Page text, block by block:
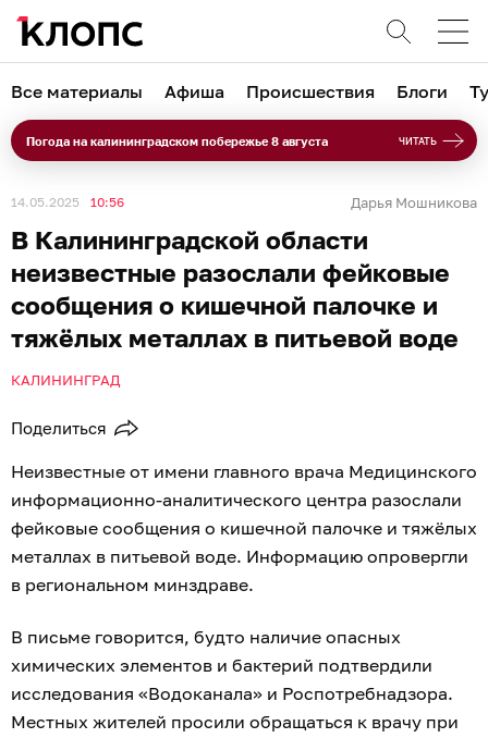
Все материалы Афиша Происшествия Блоги
Погода на калининградском побережье 8 августа ЧИТАТЬ
14.05.2025 10:56 Дарья Мошникова
В Калининградской области
неизвестные разослали фейковые
сообщения о кишечной палочке и
тяжёлых металлах в питьевой воде
КАЛИНИНГРАД
Поделиться
Неизвестные от имени главного врача Медицинского
информационно-аналитического центра разослали
фейковые сообщения о кишечной палочке и тяжёлых
металлах в питьевой воде. Информацию опровергли
в региональном минздраве.
В письме говорится, будто наличие опасных
химических элементов и бактерий подтвердили
исследования «Водоканала» и Роспотребнадзора.
Местных жителей просили обращаться к врачу при